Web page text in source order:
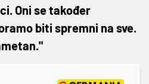
Oni se također
biti spremni na sve.